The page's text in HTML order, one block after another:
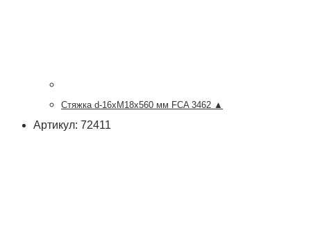
Стяжка d-16хМ18х560 мм FCA 3462 ▲
Артикул: 72411